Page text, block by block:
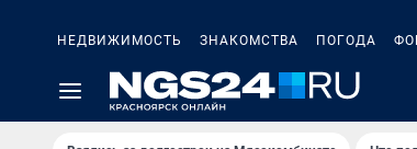
НЕДВИЖИМОСТЬ ЗНАКОМСТВА ПОГОДА